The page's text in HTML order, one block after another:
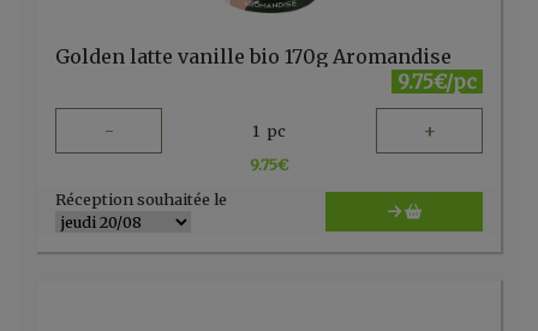
Golden latte vanille bio 170g Aromandise
9.75€/pc
- 1 pc +
9.75€
Réception souhaitée le